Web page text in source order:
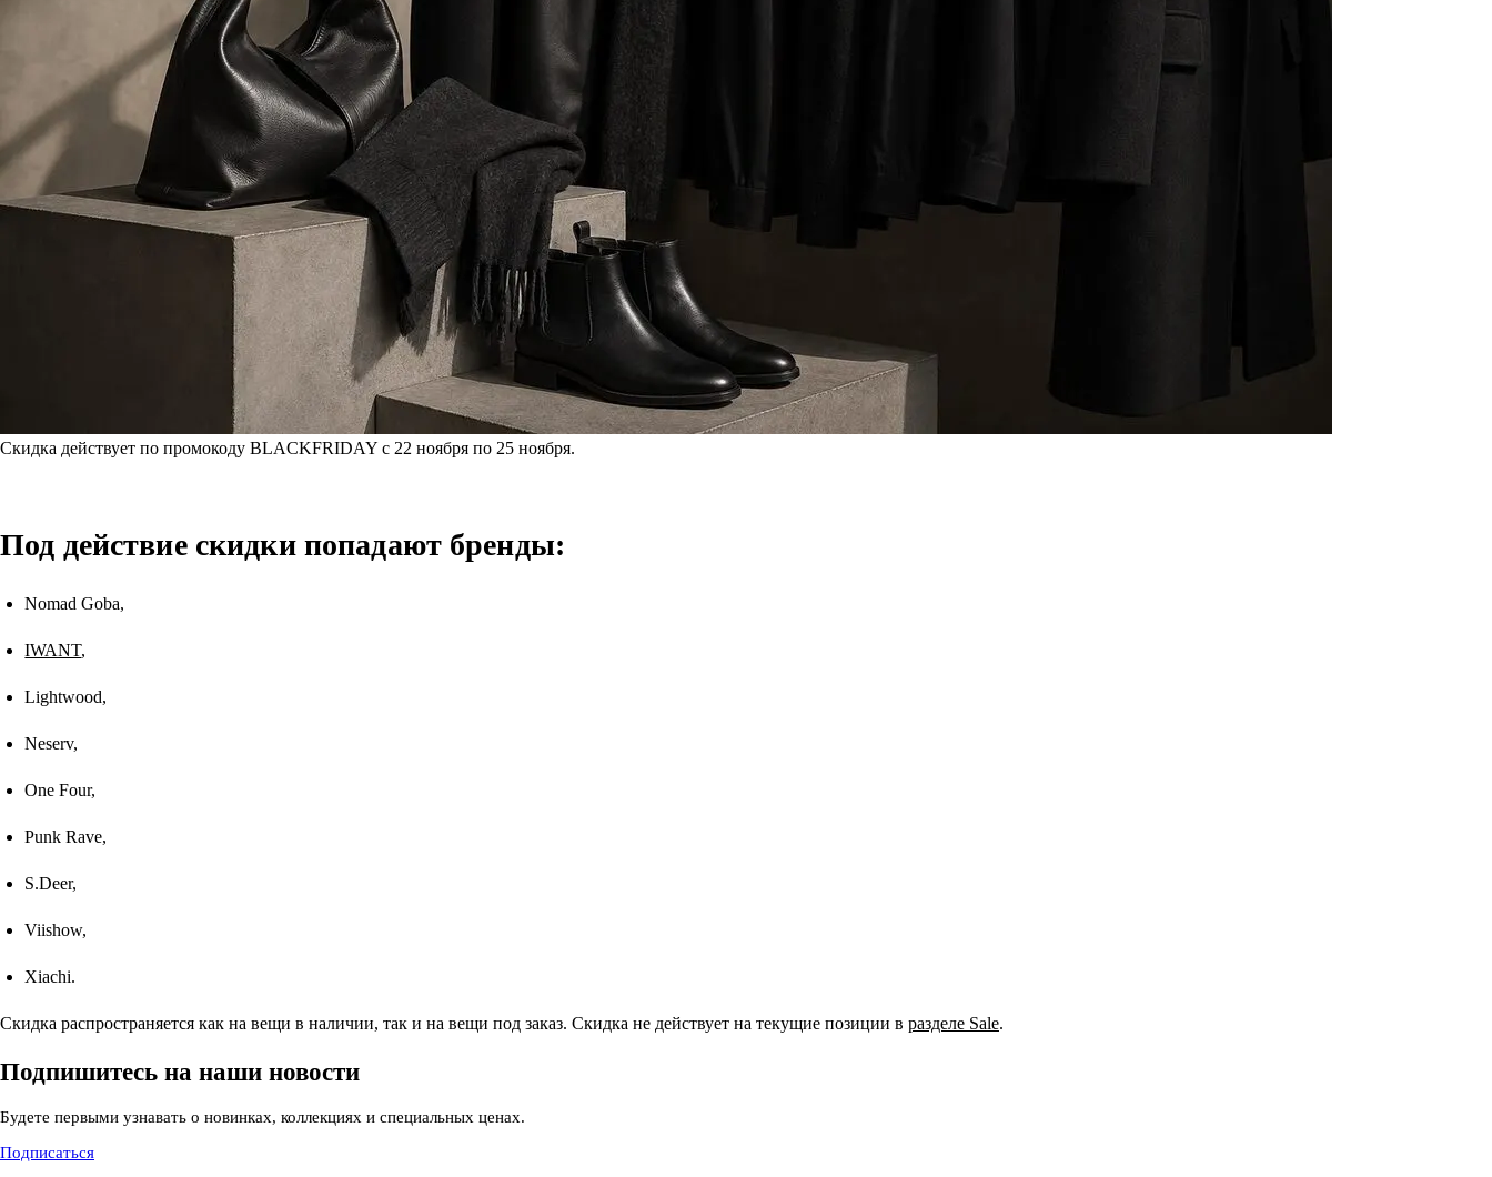
Скидка действует по промокоду BLACKFRIDAY с 22 ноября по 25 ноября.
Под действие скидки попадают бренды:
Nomad Goba,
IWANT,
Lightwood,
Neserv,
One Four,
Punk Rave,
S.Deer,
Viishow,
Xiachi.
Скидка распространяется как на вещи в наличии, так и на вещи под заказ. Скидка не действует на текущие позиции в разделе Sale.
Подпишитесь на наши новости
Будете первыми узнавать о новинках, коллекциях и специальных ценах.
Подписаться